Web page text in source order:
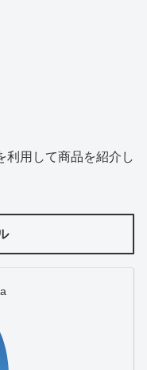
利用して商品を紹介し